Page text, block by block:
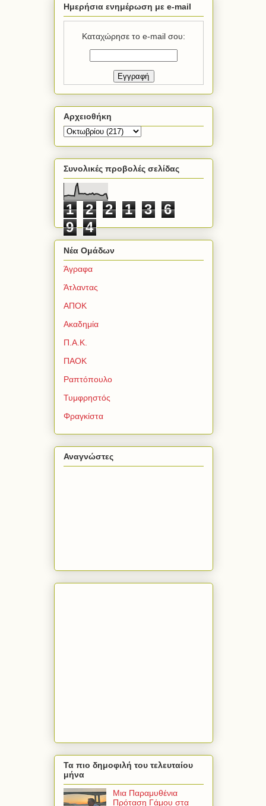
Ημερήσια ενημέρωση με e-mail
Καταχώρησε το e-mail σου:
Αρχειοθήκη
Συνολικές προβολές σελίδας
1 2 2 1 3
6
9
4
Νέα Ομάδων
Άγραφα
Άτλαντας
ΑΠΟΚ
Ακαδημία
Π.Α.Κ.
ΠΑΟΚ
Ραπτόπουλο
Τυμφρηστός
Φραγκίστα
Αναγνώστες
Τα πιο δημοφιλή του τελευταίου
μήνα
Μια Παραμυθένια
Πρόταση Γάμου στα